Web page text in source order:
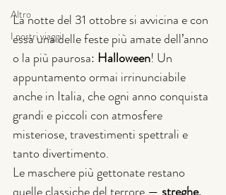
Altro
I nostri viaggi
La notte del 31 ottobre si avvicina e con
essa una delle feste più amate dell’anno
o la più paurosa: Halloween! Un
appuntamento ormai irrinunciabile
anche in Italia, che ogni anno conquista
grandi e piccoli con atmosfere
misteriose, travestimenti spettrali e
tanto divertimento.
Le maschere più gettonate restano